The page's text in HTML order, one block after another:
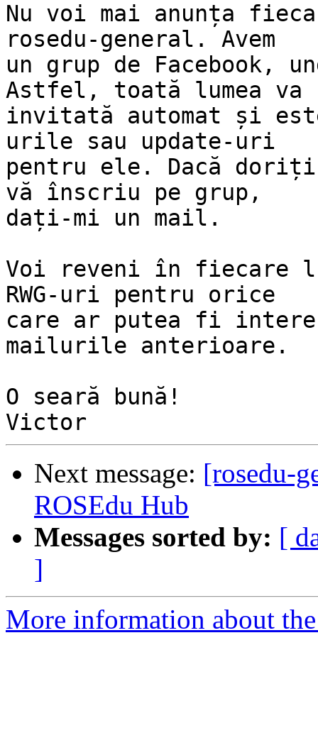
Nu voi mai anunța
rosedu-general. Avem
un grup de Facebook,
Astfel, toată lumea
invitată automat și
urile sau update-uri
pentru ele. Dacă
vă înscriu pe grup,
dați-mi un mail.
Voi reveni în fiecare
RWG-uri pentru orice
care ar putea fi
mailurile anterioare.
O seară bună!
Next message: [rosedu-
ROSEdu Hub
Messages sorted by: [
]
More information about